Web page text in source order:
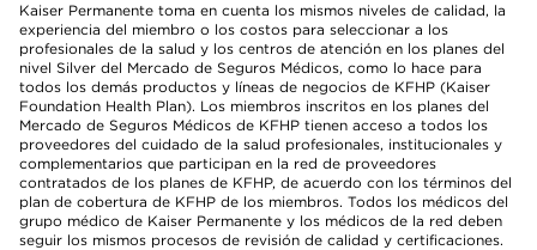
Kaiser Permanente toma en cuenta los mismos niveles de calidad, la
experiencia del miembro o los costos para seleccionar a los
profesionales de la salud y los centros de atención en los planes del
nivel Silver del Mercado de Seguros Médicos, como lo hace para
todos los demás productos y líneas de negocios de KFHP (Kaiser
Foundation Health Plan). Los miembros inscritos en los planes del
Mercado de Seguros Médicos de KFHP tienen acceso a todos los
proveedores del cuidado de la salud profesionales, institucionales y
complementarios que participan en la red de proveedores
contratados de los planes de KFHP, de acuerdo con los términos del
plan de cobertura de KFHP de los miembros. Todos los médicos del
grupo médico de Kaiser Permanente y los médicos de la red deben
seguir los mismos procesos de revisión de calidad y certificaciones.